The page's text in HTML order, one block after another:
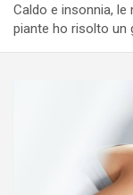
Caldo e insonnia,
piante ho risolto un